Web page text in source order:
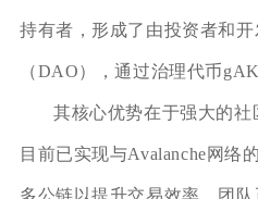
持有者，形成了由投资者和
（DAO），通过治理代币
其核心优势在于强大的社
目前已实现与Avalanche网络